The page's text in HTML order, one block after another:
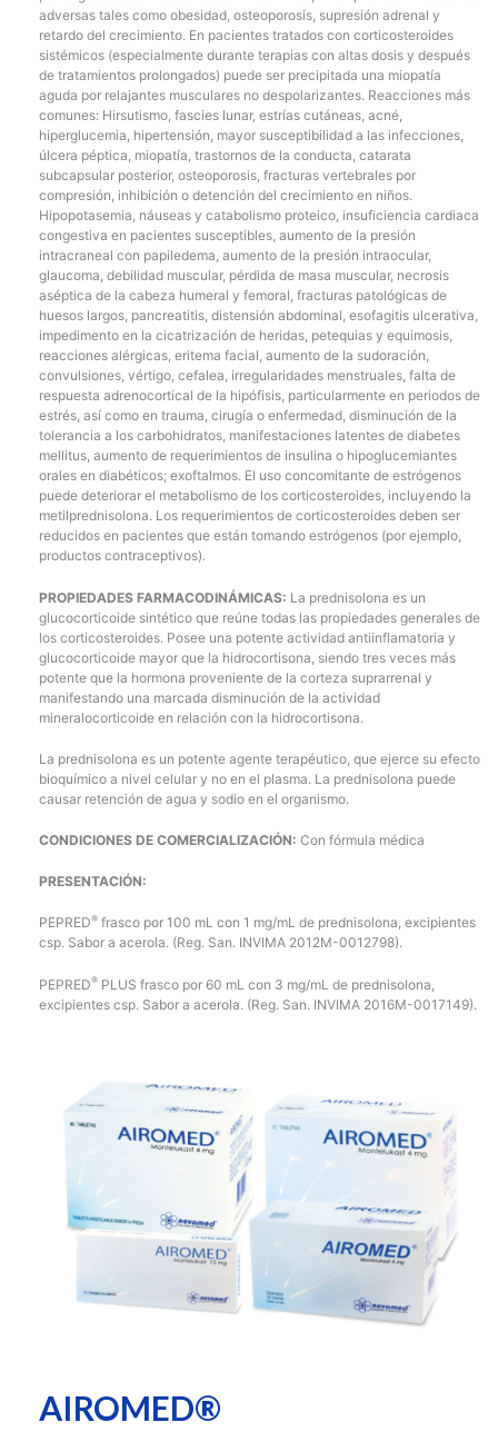
adversas tales como obesidad, osteoporosis, supresión adrenal y
retardo del crecimiento. En pacientes tratados con corticosteroides
sistémicos (especialmente durante terapias con altas dosis y después
de tratamientos prolongados) puede ser precipitada una miopatía
aguda por relajantes musculares no despolarizantes. Reacciones más
comunes: Hirsutismo, fascies lunar, estrías cutáneas, acné,
hiperglucemia, hipertensión, mayor susceptibilidad a las infecciones,
úlcera péptica, miopatía, trastornos de la conducta, catarata
subcapsular posterior, osteoporosis, fracturas vertebrales por
compresión, inhibición o detención del crecimiento en niños.
Hipopotasemia, náuseas y catabolismo proteico, insuficiencia cardiaca
congestiva en pacientes susceptibles, aumento de la presión
intracraneal con papiledema, aumento de la presión intraocular,
glaucoma, debilidad muscular, pérdida de masa muscular, necrosis
aséptica de la cabeza humeral y femoral, fracturas patológicas de
huesos largos, pancreatitis, distensión abdominal, esofagitis ulcerativa,
impedimento en la cicatrización de heridas, petequias y equimosis,
reacciones alérgicas, eritema facial, aumento de la sudoración,
convulsiones, vértigo, cefalea, irregularidades menstruales, falta de
respuesta adrenocortical de la hipófisis, particularmente en periodos de
estrés, así como en trauma, cirugía o enfermedad, disminución de la
tolerancia a los carbohidratos, manifestaciones latentes de diabetes
mellitus, aumento de requerimientos de insulina o hipoglucemiantes
orales en diabéticos; exoftalmos. El uso concomitante de estrógenos
puede deteriorar el metabolismo de los corticosteroides, incluyendo la
metilprednisolona. Los requerimientos de corticosteroides deben ser
reducidos en pacientes que están tomando estrógenos (por ejemplo,
productos contraceptivos).
PROPIEDADES FARMACODINÁMICAS: La prednisolona es un
glucocorticoide sintético que reúne todas las propiedades generales de
los corticosteroides. Posee una potente actividad antiinflamatoria y
glucocorticoide mayor que la hidrocortisona, siendo tres veces más
potente que la hormona proveniente de la corteza suprarrenal y
manifestando una marcada disminución de la actividad
mineralocorticoide en relación con la hidrocortisona.
La prednisolona es un potente agente terapéutico, que ejerce su efecto
bioquímico a nivel celular y no en el plasma. La prednisolona puede
causar retención de agua y sodio en el organismo.
CONDICIONES DE COMERCIALIZACIÓN: Con fórmula médica
PRESENTACIÓN:
PEPRED® frasco por 100 mL con 1 mg/mL de prednisolona, excipientes
csp. Sabor a acerola. (Reg. San. INVIMA 2012M-0012798).
PEPRED® PLUS frasco por 60 mL con 3 mg/mL de prednisolona,
excipientes csp. Sabor a acerola. (Reg. San. INVIMA 2016M-0017149).
AIROMED®